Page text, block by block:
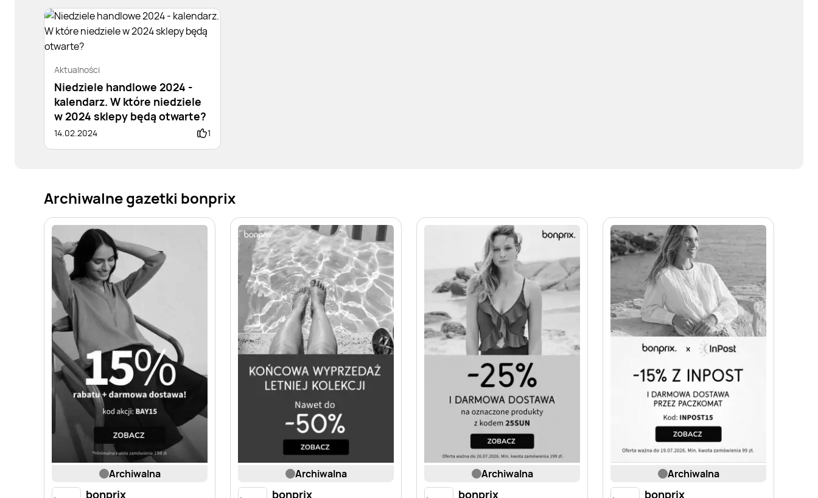
Aktualności
Niedziele handlowe 2024 -
kalendarz. W które niedziele
w 2024 sklepy będą otwarte?
14.02.2024 1
Archiwalne gazetki bonprix
archiwalna
bonprix
archiwalna
bonprix
archiwalna
bonprix
archiwalna
bonprix